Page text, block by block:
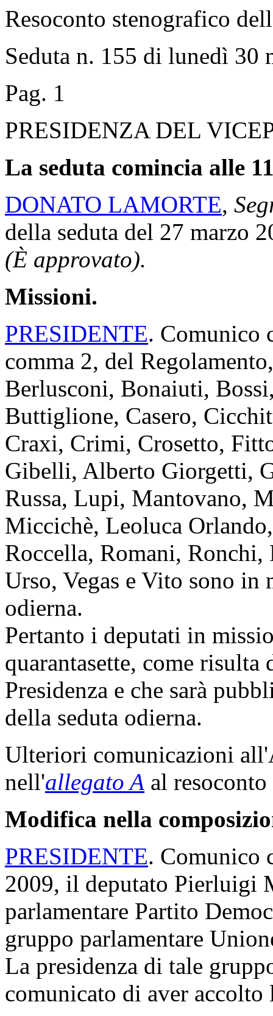
Resoconto stenografico
Seduta n. 155 di lunedì 30
Pag. 1
PRESIDENZA DEL
La seduta comincia alle
DONATO LAMORTE,
della seduta del 27 marzo
(È approvato).
Missioni.
PRESIDENTE. Comunico
comma 2, del
Berlusconi, Bonaiuti,
Buttiglione, Casero,
Craxi, Crimi, Crosetto,
Gibelli, Alberto Giorgetti,
Russa, Lupi, Mantovano,
Miccichè, Leoluca
Roccella, Romani,
Urso, Vegas e Vito sono in
odierna.
Pertanto i deputati in
quarantasette, come risulta
Presidenza e che sarà
della seduta odierna.
Ulteriori comunicazioni
nell'allegato A al
Modifica nella
PRESIDENTE. Comunico
2009, il deputato Pierluigi
parlamentare Partito
gruppo parlamentare
La presidenza di tale
comunicato di aver accolto